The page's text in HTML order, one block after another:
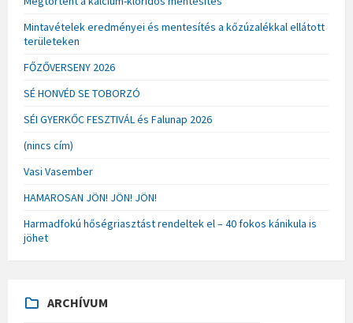
Mintavételek eredményei és mentesítés a kőzúzalékkal ellátott
területeken
FŐZŐVERSENY 2026
SÉ HONVÉD SE TOBORZÓ
SÉI GYERKŐC FESZTIVÁL és Falunap 2026
(nincs cím)
Vasi Vasember
HAMAROSAN JÖN! JÖN! JÖN!
Harmadfokú hőségriasztást rendeltek el – 40 fokos kánikula is
jöhet
ARCHÍVUM